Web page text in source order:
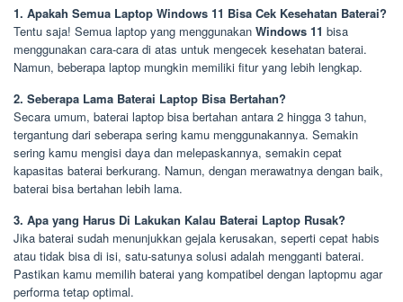
1. Apakah Semua Laptop Windows 11 Bisa Cek Kesehatan Baterai?
Tentu saja! Semua laptop yang menggunakan Windows 11 bisa
menggunakan cara-cara di atas untuk mengecek kesehatan baterai.
Namun, beberapa laptop mungkin memiliki fitur yang lebih lengkap.
2. Seberapa Lama Baterai Laptop Bisa Bertahan?
Secara umum, baterai laptop bisa bertahan antara 2 hingga 3 tahun,
tergantung dari seberapa sering kamu menggunakannya. Semakin
sering kamu mengisi daya dan melepaskannya, semakin cepat
kapasitas baterai berkurang. Namun, dengan merawatnya dengan baik,
baterai bisa bertahan lebih lama.
3. Apa yang Harus Di Lakukan Kalau Baterai Laptop Rusak?
Jika baterai sudah menunjukkan gejala kerusakan, seperti cepat habis
atau tidak bisa di isi, satu-satunya solusi adalah mengganti baterai.
Pastikan kamu memilih baterai yang kompatibel dengan laptopmu agar
performa tetap optimal.